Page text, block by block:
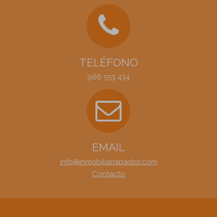
TELÉFONO
966 553 434
EMAIL
info@inmobiliariapastor.com
Contacto